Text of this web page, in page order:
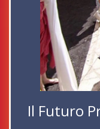
Il Futuro